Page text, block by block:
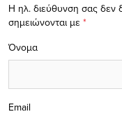
Η ηλ. διεύθυνση σας δεν
σημειώνονται με *
Όνομα
Email